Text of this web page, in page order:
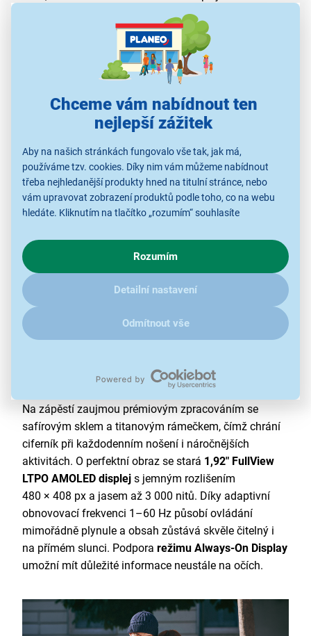
Chceme vám nabídnout ten
nejlepší zážitek
Aby na našich stránkách fungovalo vše tak, jak má,
používáme tzv. cookies. Díky nim vám můžeme nabídnout
třeba nejhledanější produkty hned na titulní stránce, nebo
vám upravovat zobrazení produktů podle toho, co na webu
hledáte. Kliknutím na tlačítko „rozumím“ souhlasíte
chování na webu pro zobrazení cílených reklam. Pokud vás
zajímají detaily, jak u nás s cookies a dalšími údaji pracujeme,
kliknětesem.
Rozumím
Detailní nastavení
Odmítnout vše
rozlišení 480 × 408 px, jas až 3 000 nitů
pokročilé sportovní funkce
systém HUAWEI TruSense
interaktivní ciferník s animovanou pandou
systém určování polohy HUAWEI Sunflower
možnost rychlého přivolání pomoci
výdrž baterie až 7 dní při běžném provozu
Styl, který drží krok s vaším tempem
každého, kdo chce spojit elegantní vzhled, sportovní
funkce a detailní přehled o zdraví v jediném zařízení.
Na zápěstí zaujmou prémiovým zpracováním se
safírovým sklem a titanovým rámečkem, čímž chrání
ciferník při každodenním nošení i náročnějších
aktivitách. O perfektní obraz se stará 1,92" FullView
LTPO AMOLED displej s jemným rozlišením
480 × 408 px a jasem až 3 000 nitů. Díky adaptivní
obnovovací frekvenci 1–60 Hz působí ovládání
mimořádně plynule a obsah zůstává skvěle čitelný i
na přímém slunci. Podpora režimu Always-On Display
umožní mít důležité informace neustále na očích.